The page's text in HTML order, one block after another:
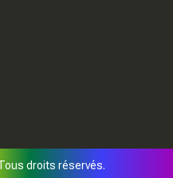
droits réservés.